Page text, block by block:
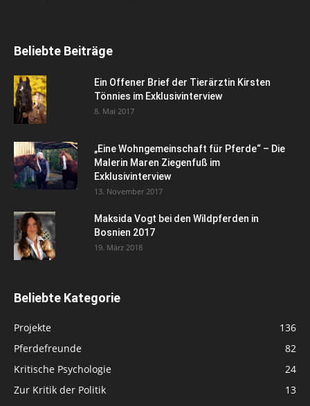
Beliebte Beiträge
Ein Offener Brief der Tierärztin Kirsten
Tönnies im Exklusivinterview
8. Mai 2017
„Eine Wohngemeinschaft für Pferde“ – Die
Malerin Maren Ziegenfuß im
Exklusivinterview
13. November 2017
Maksida Vogt bei den Wildpferden in
Bosnien 2017
19. März 2018
Beliebte Kategorie
Projekte
136
Pferdefreunde
82
Kritische Psychologie
24
Zur Kritik der Politik
13